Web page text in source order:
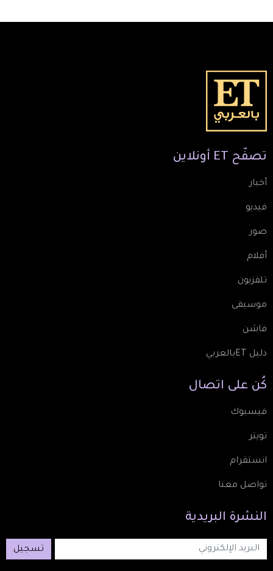
تصفّح ET أونلاين
أخبار
فيديو
صور
أفلام
تلفزيون
موسيقى
فاشن
دليل ETبالعربي
كُن على اتصال
فيسبوك
تويتر
انستقرام
تواصل معنا
النشرة البريدية
تسجيل